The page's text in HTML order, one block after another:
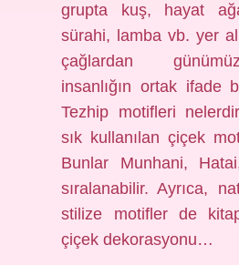
grupta kuş, hayat
sürahi, lamba vb. yer
çağlardan
insanlığın ortak ifade
Tezhip motifleri
sık kullanılan çiçek
Bunlar Munhani,
sıralanabilir. Ayrıca,
stilize motifler de
çiçek dekorasyonu…